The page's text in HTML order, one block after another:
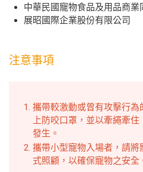
中華民國寵物食品及用品商業
展昭國際企業股份有限公司
注意事項
攜帶較激動或曾有攻擊行
上防咬口罩，並以牽繩牽
發生。
攜帶小型寵物入場者，請
式照顧，以確保寵物之安全